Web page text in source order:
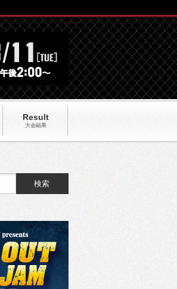
Result
大会結果